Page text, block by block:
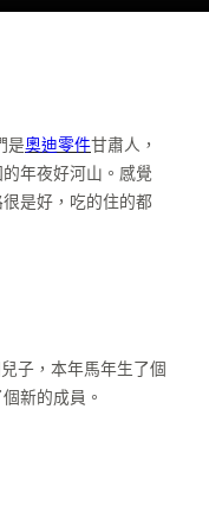
是奧迪零件甘肅人，
年夜好河山。感覺
是好，吃的住的都
子，本年馬年生了個
新的成員。